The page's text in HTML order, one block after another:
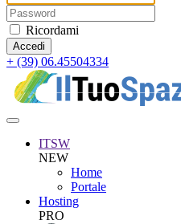
Ricordami
+ (39) 06.45504334
ITSW
NEW
Home
Portale
Hosting
PRO